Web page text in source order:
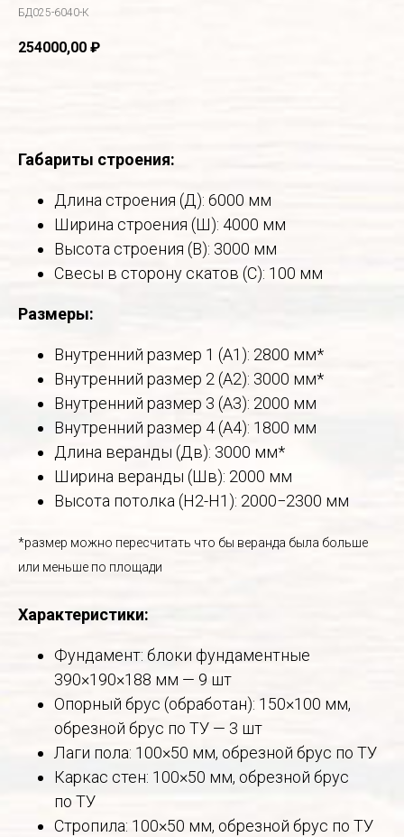
БД025-6040-К
254000,00 ₽
Габариты строения:
Длина строения (Д): 6000 мм
Ширина строения (Ш): 4000 мм
Высота строения (В): 3000 мм
Свесы в сторону скатов (С): 100 мм
Размеры:
Внутренний размер 1 (А1): 2800 мм*
Внутренний размер 2 (А2): 3000 мм*
Внутренний размер 3 (А3): 2000 мм
Внутренний размер 4 (А4): 1800 мм
Длина веранды (Дв): 3000 мм*
Ширина веранды (Шв): 2000 мм
Высота потолка (Н2-Н1): 2000−2300 мм
*размер можно пересчитать что бы веранда была больше
или меньше по площади
Характеристики:
Фундамент: блоки фундаментные
390×190×188 мм — 9 шт
Опорный брус (обработан): 150×100 мм,
обрезной брус по ТУ — 3 шт
Лаги пола: 100×50 мм, обрезной брус по ТУ
Каркас стен: 100×50 мм, обрезной брус
по ТУ
Стропила: 100×50 мм, обрезной брус по ТУ